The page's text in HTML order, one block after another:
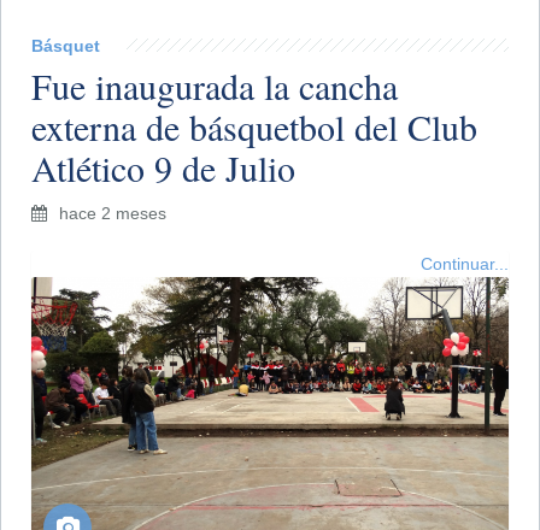
Básquet
Fue inaugurada la cancha
externa de básquetbol del Club
Atlético 9 de Julio
hace 2 meses
Continuar...